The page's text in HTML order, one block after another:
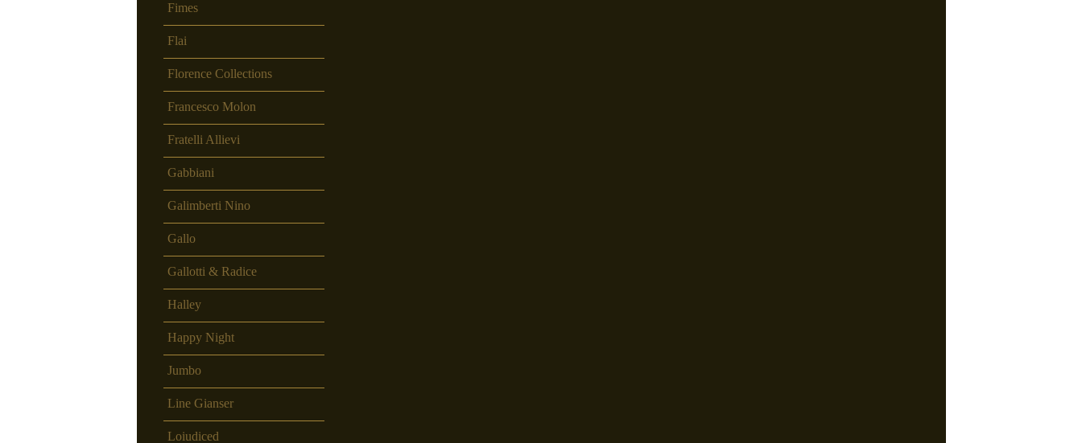
Fimes
Flai
Florence Collections
Francesco Molon
Fratelli Allievi
Gabbiani
Galimberti Nino
Gallo
Gallotti & Radice
Halley
Happy Night
Jumbo
Line Gianser
Loiudiced